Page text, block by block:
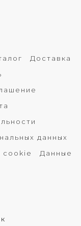
Доставка
данных
cookie
Данные